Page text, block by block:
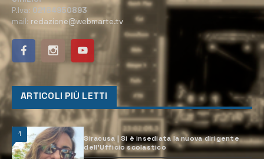
P.Iva: 02184950893
mail: redazione@webmarte.tv
ARTICOLI PIÙ LETTI
1
Siracusa | Si è insediata la nuova dirigente
dell’Ufficio scolastico